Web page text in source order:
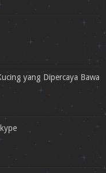
yang Dipercaya Bawa